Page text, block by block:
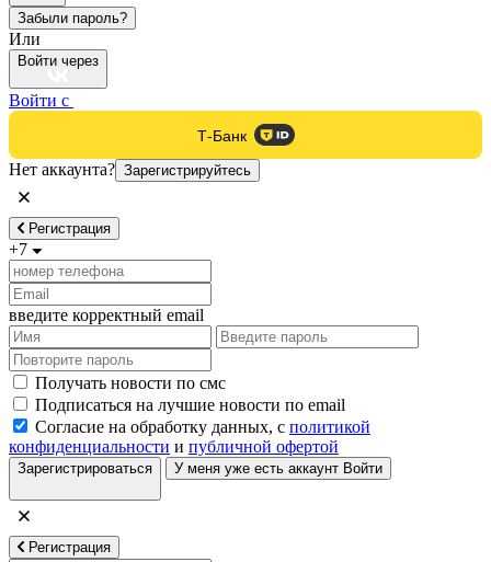
Забыли пароль?
Или
Войти через
Войти с
Т-Банк
Нет аккаунта? Зарегистрируйтесь
Регистрация
+7
введите корректный email
Получать новости по смс
Подписаться на лучшие новости по email
Согласие на обработку данных, с политикой
конфиденциальности и публичной офертой
Зарегистрироваться У меня уже есть аккаунт Войти
Регистрация